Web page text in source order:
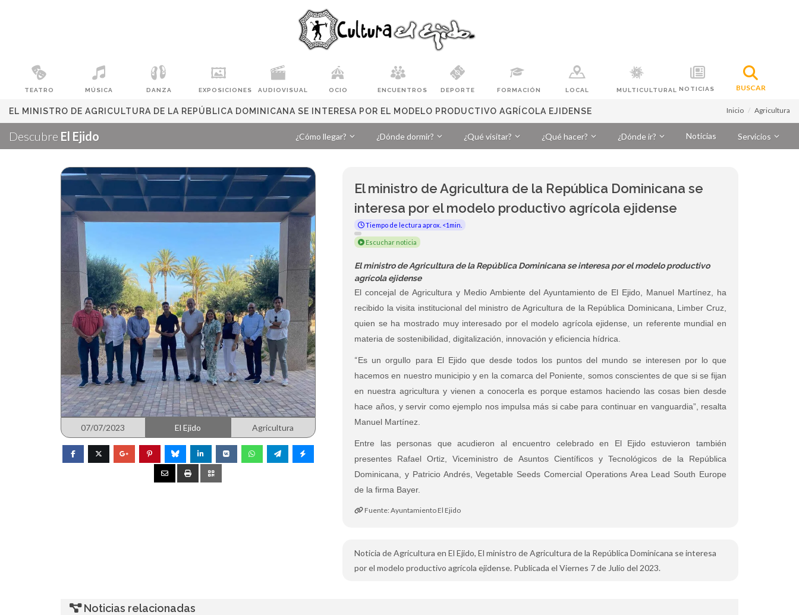
TEATRO MÚSICA DANZA EXPOSICIONES AUDIOVISUAL OCIO ENCUENTROS DEPORTE FORMACIÓN LOCAL MULTICULTURAL NOTICIAS BUSCAR
EL MINISTRO DE AGRICULTURA DE LA REPÚBLICA DOMINICANA SE INTERESA POR EL MODELO PRODUCTIVO AGRÍCOLA EJIDENSE Inicio Agricultura
Descubre El Ejido ¿Cómo llegar? ¿Dónde dormir? ¿Qué visitar? ¿Qué hacer? ¿Dónde ir? Noticias Servicios
07/07/2023 El Ejido Agricultura
El ministro de Agricultura de la República Dominicana se
interesa por el modelo productivo agrícola ejidense
Tiempo de lectura aprox. <1min.
Escuchar noticia
El ministro de Agricultura de la República Dominicana se interesa por el modelo productivo
agrícola ejidense
El concejal de Agricultura y Medio Ambiente del Ayuntamiento de El Ejido, Manuel Martínez, ha
recibido la visita institucional del ministro de Agricultura de la República Dominicana, Limber Cruz,
quien se ha mostrado muy interesado por el modelo agrícola ejidense, un referente mundial en
materia de sostenibilidad, digitalización, innovación y eficiencia hídrica.
“Es un orgullo para El Ejido que desde todos los puntos del mundo se interesen por lo que
hacemos en nuestro municipio y en la comarca del Poniente, somos conscientes de que si se fijan
en nuestra agricultura y vienen a conocerla es porque estamos haciendo las cosas bien desde
hace años, y servir como ejemplo nos impulsa más si cabe para continuar en vanguardia”, resalta
Manuel Martínez.
Entre las personas que acudieron al encuentro celebrado en El Ejido estuvieron también
presentes Rafael Ortiz, Viceministro de Asuntos Científicos y Tecnológicos de la República
Dominicana, y Patricio Andrés, Vegetable Seeds Comercial Operations Area Lead South Europe
de la firma Bayer.
Fuente: Ayuntamiento El Ejido
Noticia de Agricultura en El Ejido, El ministro de Agricultura de la República Dominicana se interesa
por el modelo productivo agrícola ejidense. Publicada el Viernes 7 de Julio del 2023.
Noticias relacionadas